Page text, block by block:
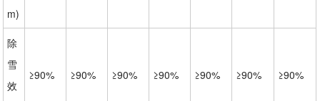
m)
除
雪
效
≥90% ≥90% ≥90% ≥90% ≥90% ≥90% ≥90%